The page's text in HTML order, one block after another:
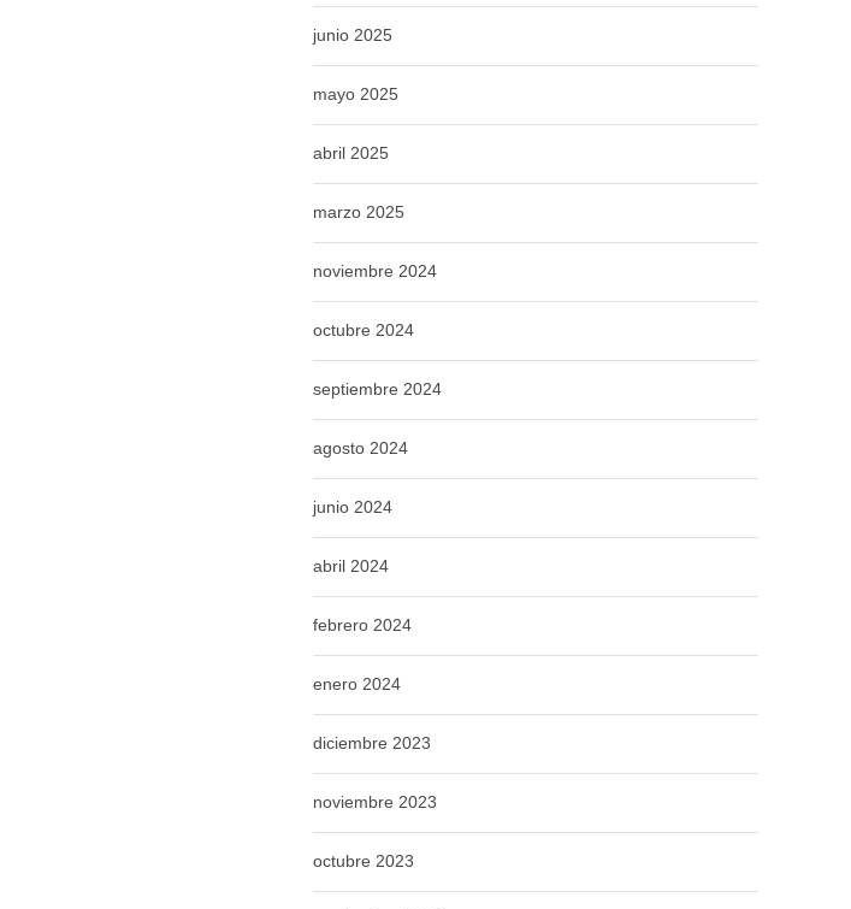
junio 2025
mayo 2025
abril 2025
marzo 2025
noviembre 2024
octubre 2024
septiembre 2024
agosto 2024
junio 2024
abril 2024
febrero 2024
enero 2024
diciembre 2023
noviembre 2023
octubre 2023